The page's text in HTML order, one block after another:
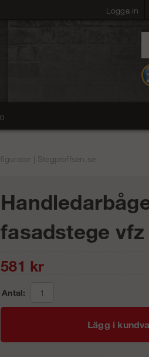
Logga in
| Stegproffsen.se
fasadstege vfz
581 kr
Antal:
Lägg i